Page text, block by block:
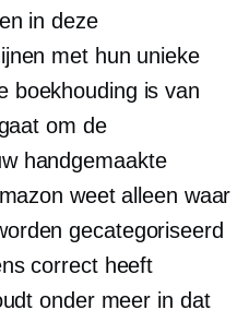
in deze
met hun unieke
boekhouding is van
om de
handgemaakte
weet alleen waar
gecategoriseerd
correct heeft
onder meer in dat